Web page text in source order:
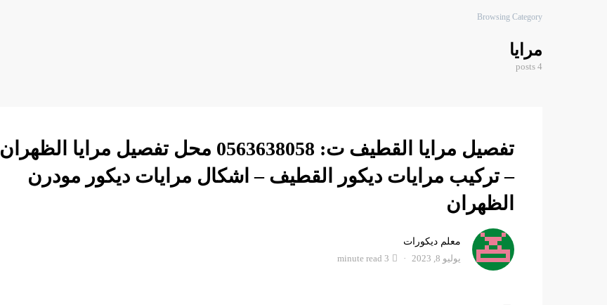
Browsing Category
مرايا
4 posts
تفصيل مرايا القطيف ت: 0563638058 محل تفصيل مرايا الظهران
– تركيب مرايات ديكور القطيف – اشكال مرايات ديكور مودرن
الظهران
معلم ديكورات
يوليو 8, 2023
3 minute read